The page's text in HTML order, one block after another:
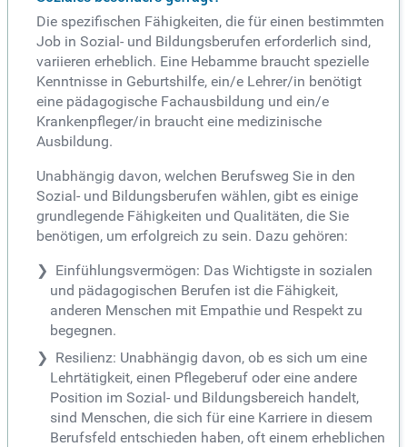
Die spezifischen Fähigkeiten, die für einen bestimmten
Job in Sozial- und Bildungsberufen erforderlich sind,
variieren erheblich. Eine Hebamme braucht spezielle
Kenntnisse in Geburtshilfe, ein/e Lehrer/in benötigt
eine pädagogische Fachausbildung und ein/e
Krankenpfleger/in braucht eine medizinische
Ausbildung.
Unabhängig davon, welchen Berufsweg Sie in den
Sozial- und Bildungsberufen wählen, gibt es einige
grundlegende Fähigkeiten und Qualitäten, die Sie
benötigen, um erfolgreich zu sein. Dazu gehören:
Einfühlungsvermögen: Das Wichtigste in sozialen
und pädagogischen Berufen ist die Fähigkeit,
anderen Menschen mit Empathie und Respekt zu
begegnen.
Resilienz: Unabhängig davon, ob es sich um eine
Lehrtätigkeit, einen Pflegeberuf oder eine andere
Position im Sozial- und Bildungsbereich handelt,
sind Menschen, die sich für eine Karriere in diesem
Berufsfeld entschieden haben, oft einem erheblichen